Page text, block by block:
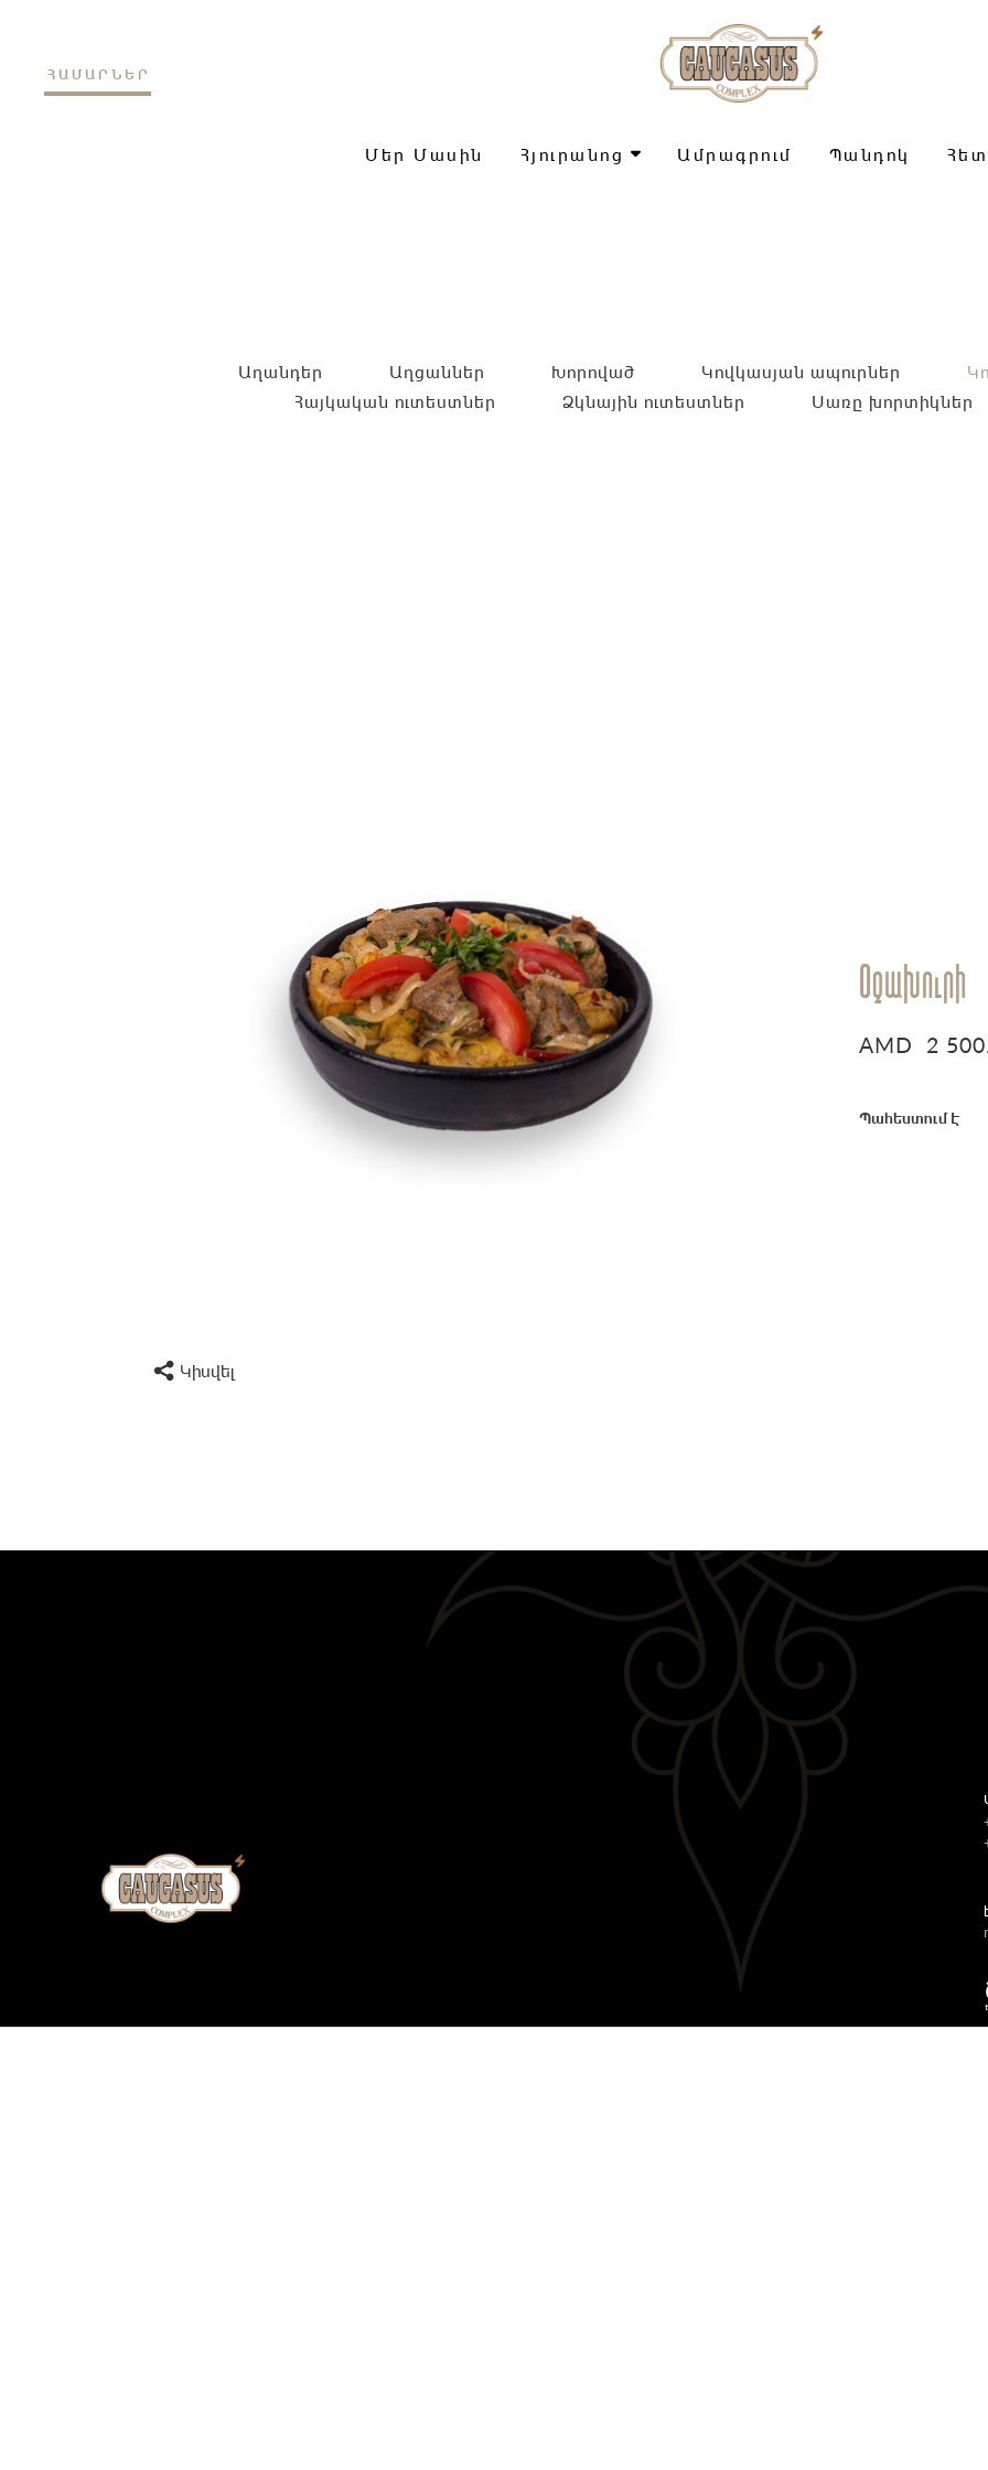
ՀԱՄԱՐՆԵՐ
Մեր Մասին Հյուրանոց Ամրագրում Պանդոկ
Աղանդեր Աղցաններ Խորոված Կովկասյան ապուրներ
Հայկական ուտեստներ
Ձկնային ուտեստներ Սառը խորտիկներ
Կիսվել
Օջախուրի
AMD 2
Պահեստում է